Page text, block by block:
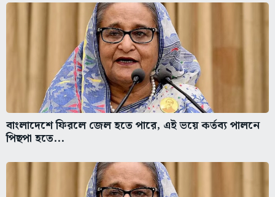
বাংলাদেশে ফিরলে জেল হতে পারে, এই ভয়ে কর্তব্য পালনে
পিছপা হতে...